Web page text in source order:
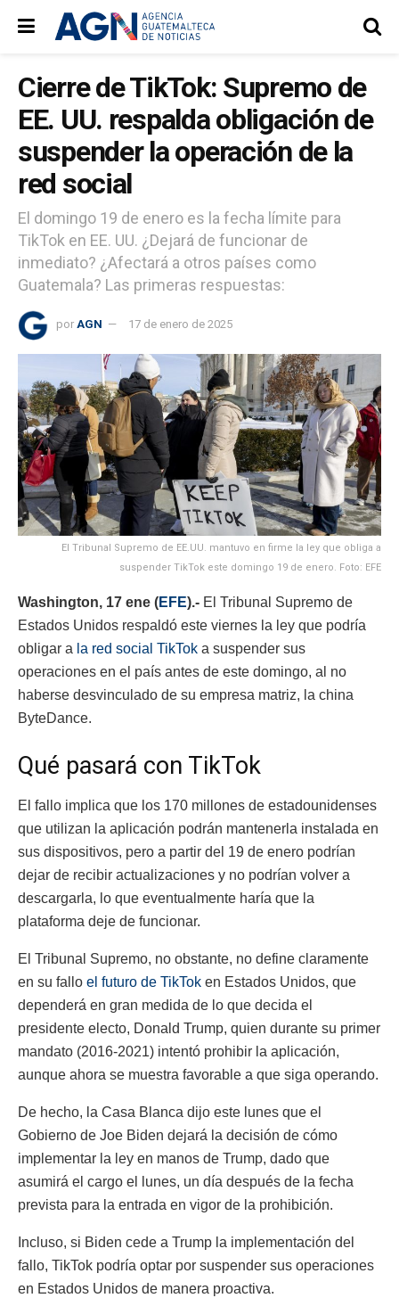
Cierre de TikTok: Supremo de
EE. UU. respalda obligación de
suspender la operación de la
red social
El domingo 19 de enero es la fecha límite para
TikTok en EE. UU. ¿Dejará de funcionar de
inmediato? ¿Afectará a otros países como
Guatemala? Las primeras respuestas:
por AGN 17 de enero de 2025
El Tribunal Supremo de EE.UU. mantuvo en firme la ley que obliga a
suspender TikTok este domingo 19 de enero. Foto: EFE
Washington, 17 ene (EFE).- El Tribunal Supremo de
Estados Unidos respaldó este viernes la ley que podría
obligar a la red social TikTok a suspender sus
operaciones en el país antes de este domingo, al no
haberse desvinculado de su empresa matriz, la china
ByteDance.
Qué pasará con TikTok
El fallo implica que los 170 millones de estadounidenses
que utilizan la aplicación podrán mantenerla instalada en
sus dispositivos, pero a partir del 19 de enero podrían
dejar de recibir actualizaciones y no podrían volver a
descargarla, lo que eventualmente haría que la
plataforma deje de funcionar.
El Tribunal Supremo, no obstante, no define claramente
en su fallo el futuro de TikTok en Estados Unidos, que
dependerá en gran medida de lo que decida el
presidente electo, Donald Trump, quien durante su primer
mandato (2016-2021) intentó prohibir la aplicación,
aunque ahora se muestra favorable a que siga operando.
De hecho, la Casa Blanca dijo este lunes que el
Gobierno de Joe Biden dejará la decisión de cómo
implementar la ley en manos de Trump, dado que
asumirá el cargo el lunes, un día después de la fecha
prevista para la entrada en vigor de la prohibición.
Incluso, si Biden cede a Trump la implementación del
fallo, TikTok podría optar por suspender sus operaciones
en Estados Unidos de manera proactiva.